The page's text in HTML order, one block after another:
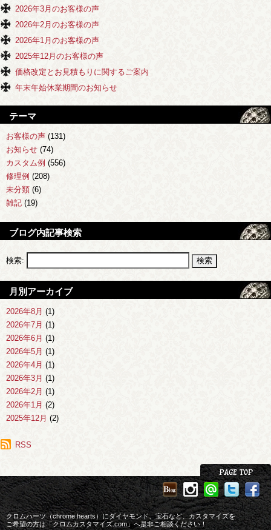
2026年3月のお客様の声
2026年2月のお客様の声
2026年1月のお客様の声
2025年12月のお客様の声
価格改定とお見積もりに関するご案内
年末年始休業期間のお知らせ
テーマ
お客様の声 (131)
お知らせ (74)
カスタム例 (556)
修理例 (208)
未分類 (6)
雑記 (19)
ブログ内記事検索
検索:
月別アーカイブ
2026年8月 (1)
2026年7月 (1)
2026年6月 (1)
2026年5月 (1)
2026年4月 (1)
2026年3月 (1)
2026年2月 (1)
2026年1月 (2)
2025年12月 (2)
2025年10月
2025年7月(1)
2025年6月(3)
2025年4月(1)
2025年3月(1)
RSS
クロムハーツ（chrome hearts）にダイヤモンド、宝石など、カスタマイズを
ご希望の方は「クロムカスタマイズ.com」へ是非ご相談ください！